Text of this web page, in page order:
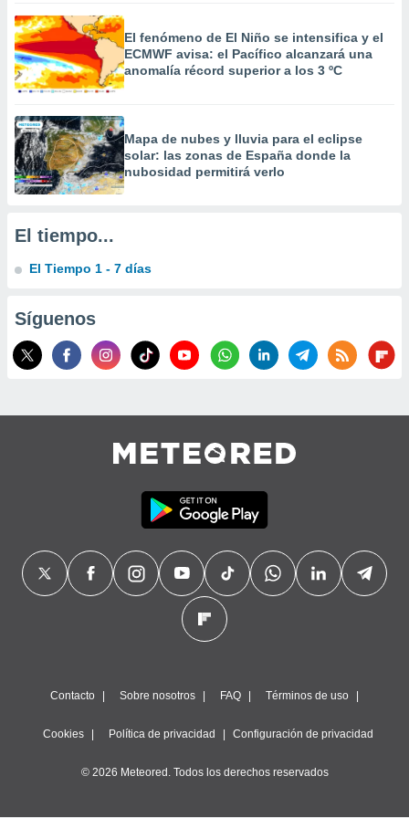
crear un
uso de
contenido
medir el
de la
el
del
o a través
de
uso de
con el
de
El fenómeno de El Niño se intensifica y el
ECMWF avisa: el Pacífico alcanzará una
anomalía récord superior a los 3 ºC
Mapa de nubes y lluvia para el eclipse
solar: las zonas de España donde la
nubosidad permitirá verlo
El tiempo...
El Tiempo 1 - 7 días
Síguenos
Contacto Sobre nosotros FAQ Términos de uso
Cookies Política de privacidad Configuración de privacidad
© 2026 Meteored. Todos los derechos reservados